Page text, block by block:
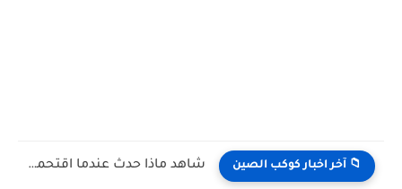
📁 آخر اخبار كوكب الصين شاهد كيف يتغلب النمس على الكوبرا في مواجهة تعتمد على...